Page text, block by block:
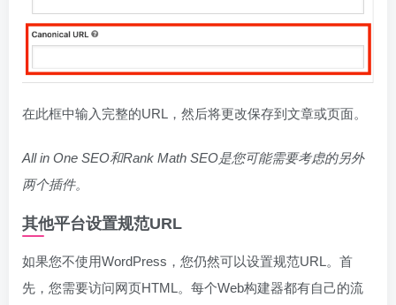
在此框中输入完整的URL，然后将更改保存到文章或页面。
All in One SEO和Rank Math SEO是您可能需要考虑的另外
两个插件。
其他平台设置规范URL
如果您不使用WordPress，您仍然可以设置规范URL。首
先，您需要访问网页HTML。每个Web构建器都有自己的流